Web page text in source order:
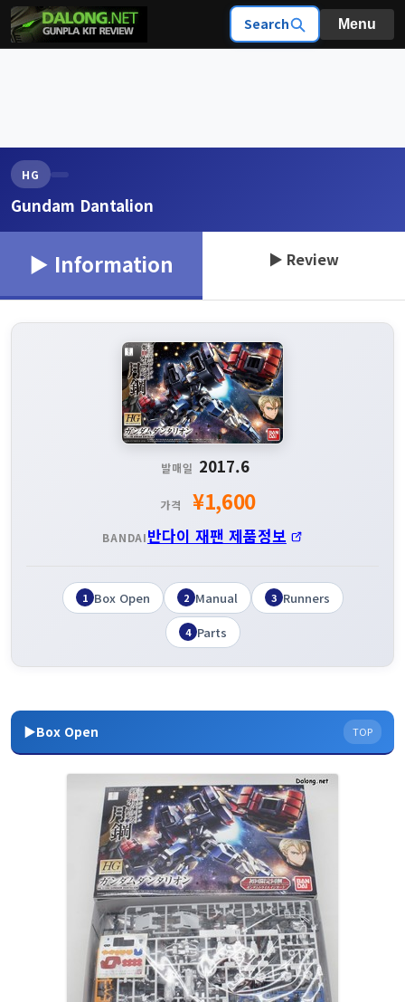
Search Menu
HG
Gundam Dantalion
▶ Information ▶ Review
발매일 2017.6
가격 ¥1,600
BANDAI반다이 재팬 제품정보
1 Box Open 2 Manual 3 Runners
4 Parts
▶Box Open TOP